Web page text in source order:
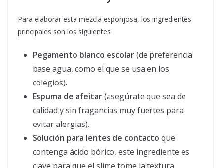
Para elaborar esta mezcla esponjosa, los ingredientes
principales son los siguientes:
Pegamento blanco escolar(de preferencia
base agua, como el que se usa en los
colegios).
Espuma de afeitar(asegúrate que sea de
calidad y sin fragancias muy fuertes para
evitar alergias).
Solución para lentes de contacto que
contenga ácido bórico, este ingrediente es
clave para que el slime tome la textura